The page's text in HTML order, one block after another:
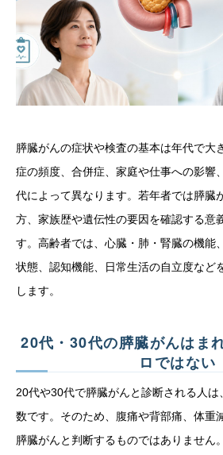
膵臓がんの症状や検査の基本は年代で大
症の頻度、合併症、家庭や仕事への影響
代によって異なります。若年者では膵臓
方、家族歴や遺伝性の要因を確認する意
す。高齢者では、心臓・肺・腎臓の機能
状態、認知機能、日常生活の自立度など
します。
20代・30代の膵臓がんはま
ロではない
20代や30代で膵臓がんと診断される人
数です。そのため、腹痛や背部痛、体重
膵臓がんと判断するものではありません